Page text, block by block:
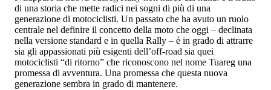
di una storia che mette radici nei sogni di più di una
generazione di motociclisti. Un passato che ha avuto un ruolo
centrale nel definire il concetto della moto che oggi – declinata
nella versione standard e in quella Rally – è in grado di attrarre
sia gli appassionati più esigenti dell’off-road sia quei
motociclisti “di ritorno” che riconoscono nel nome Tuareg una
promessa di avventura. Una promessa che questa nuova
generazione sembra in grado di mantenere.